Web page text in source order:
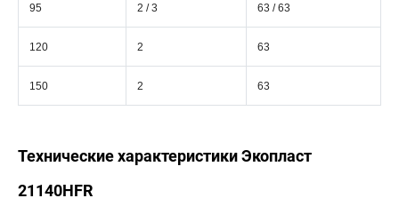
95 2 / 3 63 / 63
120 2 63
150 2 63
Технические характеристики Экопласт
21140HFR